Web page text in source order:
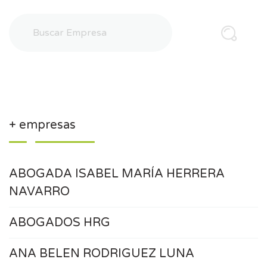
+ empresas
ABOGADA ISABEL MARÍA HERRERA
NAVARRO
ABOGADOS HRG
ANA BELEN RODRIGUEZ LUNA